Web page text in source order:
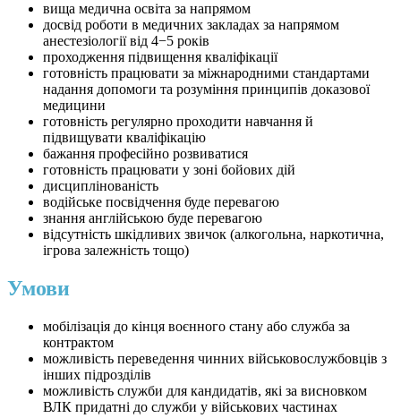
вища медична освіта за напрямом
досвід роботи в медичних закладах за напрямом
анестезіології від 4−5 років
проходження підвищення кваліфікації
готовність працювати за міжнародними стандартами
надання допомоги та розуміння принципів доказової
медицини
готовність регулярно проходити навчання й
підвищувати кваліфікацію
бажання професійно розвиватися
готовність працювати у зоні бойових дій
дисциплінованість
водійське посвідчення буде перевагою
знання англійською буде перевагою
відсутність шкідливих звичок (алкогольна, наркотична,
ігрова залежність тощо)
Умови
мобілізація до кінця воєнного стану або служба за
контрактом
можливість переведення чинних військовослужбовців з
інших підрозділів
можливість служби для кандидатів, які за висновком
ВЛК придатні до служби у військових частинах